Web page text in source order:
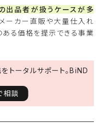
出品者が扱うケースが多
メーカー直販や大量仕入れ
ある価格を提示できる事業
ータルサポート。BiND
相談